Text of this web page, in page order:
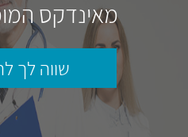
מאינדקס
שווה לך